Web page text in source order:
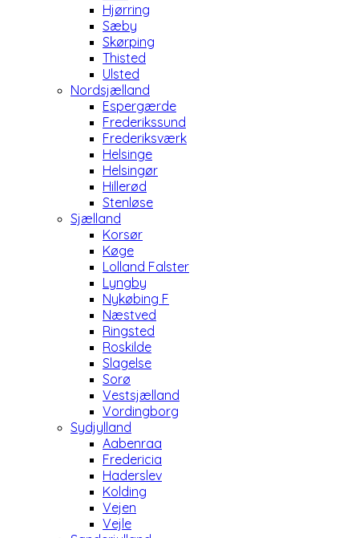
Hjørring
Sæby
Skørping
Thisted
Ulsted
Nordsjælland
Espergærde
Frederikssund
Frederiksværk
Helsinge
Helsingør
Hillerød
Stenløse
Sjælland
Korsør
Køge
Lolland Falster
Lyngby
Nykøbing F
Næstved
Ringsted
Roskilde
Slagelse
Sorø
Vestsjælland
Vordingborg
Sydjylland
Aabenraa
Fredericia
Haderslev
Kolding
Vejen
Vejle